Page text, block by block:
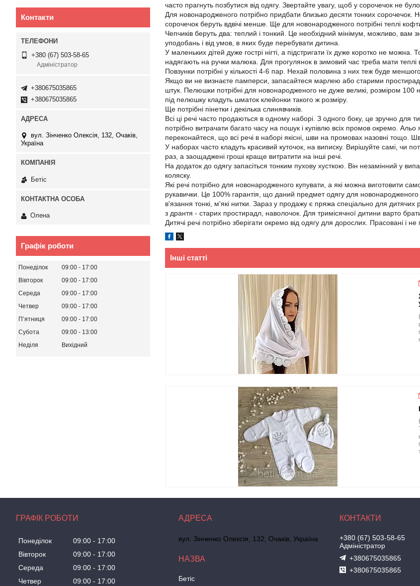
часто прагнуть позбутися від одягу. Звертайте увагу, щоб у сорочечок не
Для новонародженого потрібно придбати близько десяти тонких сорочечок.
сорочечок беруть вдвічі менше. Ще для новонародженого потрібні теплі
Чепчиків беруть два: теплий і тонкий. Це необхідний мінімум, можливо, вам
уподобань і від умов, в яких буде перебувати дитина.
У маленьких дітей дуже гострі нігті, а підстригати їх дуже коротко не можна.
надягають на ручки малюка. Для прогулянок в зимовий час треба мати теплі
Повзунки потрібні у кількості 4-6 пар. Нехай половина з них теж буде
Якщо ви не визнаєте памперси, запасайтеся марлею або старими
штук. Пелюшки потрібні для новонародженого не дуже великі, розміром
під пелюшку кладуть шматок клейонки такого ж розміру.
Ще потрібні пінетки і декілька слинявчиків.
Всі ці речі часто продаються в одному наборі. З одного боку, це зручно для
потрібно витрачати багато часу на пошук і купівлю всіх промов окремо. Альо
переконайтеся, що всі речі в наборі якісні, шви на промовах назовні
У наборах часто кладуть красивий куточок, на виписку. Вирішуйте самі, чи
раз, а заощаджені гроші краще витратити на інші речі.
На додаток до одягу запасіться тонким пухову хусткою. Він незамінний у
коляску.
Які речі потрібно для новонародженого купувати, а які можна виготовити
рукавички. Це 100% гарантія, що даний предмет одягу для новонародженого
в'язання тонкі, м'які нитки. Зараз у продажу є пряжа спеціально для
з дрантя - старих простирадл, наволочок. Для тримісячної дитини варто
Дитячі речі потрібно зберігати окремо від одягу для дорослих. Прасовані і
Інші статті
Контакти
+380 (67) 503-58-65
Адміністратор
+380675035865
+380675035865
вул. Зінченко Олексія, 132, Очаків,
Україна
Бетіс
Олена
Графік роботи
Понеділок 09:00
17:00
Вівторок
09:00
17:00
Середа
09:00
17:00
Четвер
09:00
17:00
Пʼятниця
09:00
17:00
Субота
09:00
13:00
Неділя
Вихідний
ГРАФІК РОБОТИ
Понеділок 09:00
17:00
Вівторок
09:00
17:00
Середа
09:00
17:00
Четвер
09:00 17:00
вул. Зінченко Олексія, 132, Очаків, Україна
Бетіс
+380 (67) 503-58-65
Адміністратор
+380675035865
+380675035865